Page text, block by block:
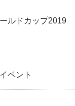
ルドカップ2019
ベント